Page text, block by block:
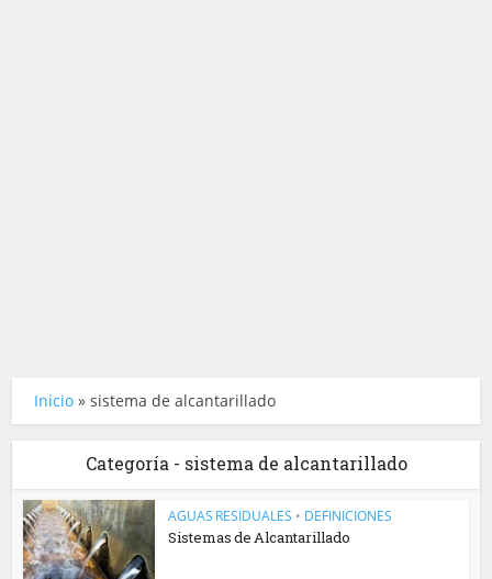
Inicio »sistema de alcantarillado
Categoría - sistema de alcantarillado
AGUAS RESIDUALES • DEFINICIONES
Sistemas de Alcantarillado